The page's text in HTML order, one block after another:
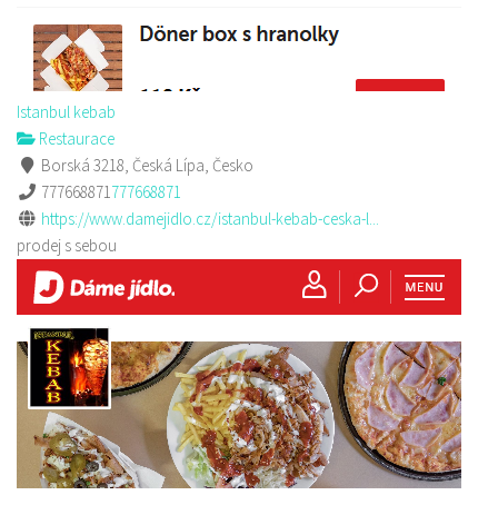
Istanbul kebab
Restaurace
Borská 3218, Česká Lípa, Česko
777668871777668871
https://www.damejidlo.cz/istanbul-kebab-ceska-l...
prodej s sebou